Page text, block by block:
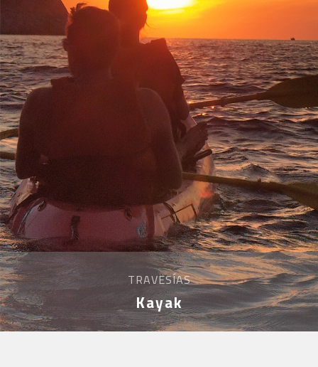
TRAVESÍAS
Kayak